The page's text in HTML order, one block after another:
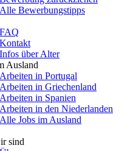
Alle Bewerbungstipps
FAQ
Kontakt
Infos über Alter
Ausland
Arbeiten in Portugal
Arbeiten in Griechenland
Arbeiten in Spanien
Arbeiten in den Niederlanden
Alle Jobs im Ausland
sind